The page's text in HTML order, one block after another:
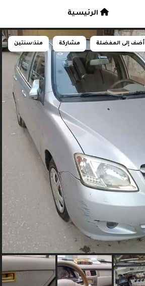
أضف إلى المفضلة مشاركة منذ:سنتين
الرئيسية